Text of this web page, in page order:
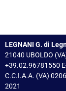
LEGNANI G. di
21040 UBOLDO
+39.02.96781550
C.C.I.A.A. (VA)
2021